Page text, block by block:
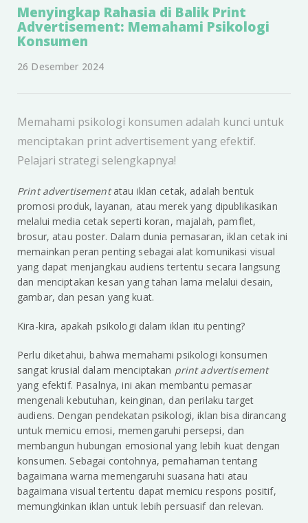
Menyingkap Rahasia di Balik Print
Advertisement: Memahami Psikologi
Konsumen
26 Desember 2024
Memahami psikologi konsumen adalah kunci untuk
menciptakan print advertisement yang efektif.
Pelajari strategi selengkapnya!
Print advertisementatau iklan cetak, adalah bentuk
promosi produk, layanan, atau merek yang dipublikasikan
melalui media cetak seperti koran, majalah, pamflet,
brosur, atau poster. Dalam dunia pemasaran, iklan cetak ini
memainkan peran penting sebagai alat komunikasi visual
yang dapat menjangkau audiens tertentu secara langsung
dan menciptakan kesan yang tahan lama melalui desain,
gambar, dan pesan yang kuat.
Kira-kira, apakah psikologi dalam iklan itu penting?
Perlu diketahui, bahwa memahami psikologi konsumen
sangat krusial dalam menciptakan print advertisement
yang efektif. Pasalnya, ini akan membantu pemasar
mengenali kebutuhan, keinginan, dan perilaku target
audiens. Dengan pendekatan psikologi, iklan bisa dirancang
untuk memicu emosi, memengaruhi persepsi, dan
membangun hubungan emosional yang lebih kuat dengan
konsumen. Sebagai contohnya, pemahaman tentang
bagaimana warna memengaruhi suasana hati atau
bagaimana visual tertentu dapat memicu respons positif,
memungkinkan iklan untuk lebih persuasif dan relevan.